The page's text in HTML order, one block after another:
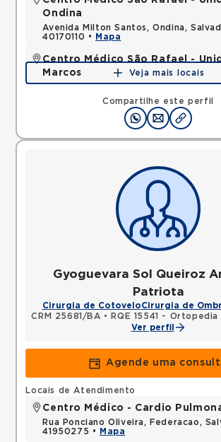
Compartilhe este perfil
Ondina
Avenida Milton Santos, Ondina,
40170110 •
Mapa
Centro Médico São Rafael -
Marcos
Avenida Sao Rafael, Sao Marcos,
Mapa
Veja mais locais
Gyoguevara Sol Queiroz
Patriota
Cirurgia de CotoveloCirurgia de
CRM 25681/BA •
RQE 15541 - Ortopedia e
Ver perfil
Agende uma
Locais de Atendimento
Centro Médico - Cardio
Rua Ponciano Oliveira, Federacao,
41950275 •
Mapa